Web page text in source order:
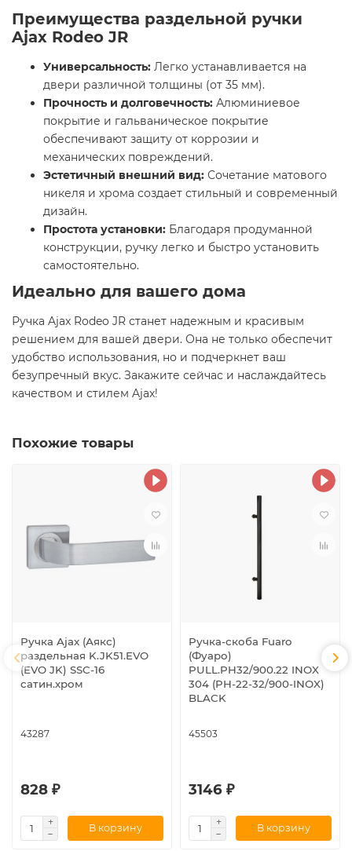
Преимущества раздельной ручки
Ajax Rodeo JR
Универсальность: Легко устанавливается на
двери различной толщины (от 35 мм).
Прочность и долговечность: Алюминиевое
покрытие и гальваническое покрытие
обеспечивают защиту от коррозии и
механических повреждений.
Эстетичный внешний вид: Сочетание матового
никеля и хрома создает стильный и современный
дизайн.
Простота установки: Благодаря продуманной
конструкции, ручку легко и быстро установить
самостоятельно.
Идеально для вашего дома
Ручка Ajax Rodeo JR станет надежным и красивым
решением для вашей двери. Она не только обеспечит
удобство использования, но и подчеркнет ваш
безупречный вкус. Закажите сейчас и наслаждайтесь
качеством и стилем Ajax!
Похожие товары
Ручка Ajax (Аякс)
раздельная K.JK51.EVO
(EVO JK) SSC-16
сатин.хром
43287
828 ₽
В корзину
Ручка-скоба Fuaro
(Фуаро)
PULL.PH32/900.22 INOX
304 (PH-22-32/900-INOX)
BLACK
45503
3146 ₽
В корзину